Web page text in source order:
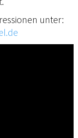
unter: